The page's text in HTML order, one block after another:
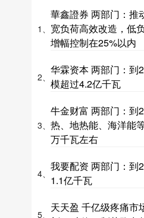
1、
華鑫證券 两部门：推
宽负荷高效改造，低
增幅控制在25%以内
2、
华霖资本 两部门：到
模超过4.2亿千瓦
3、
牛金财富 两部门：到
热、地热能、海洋能
万千瓦左右
4、
我要配资 两部门：到
1.1亿千瓦
5、
天天盈 千亿级疼痛市